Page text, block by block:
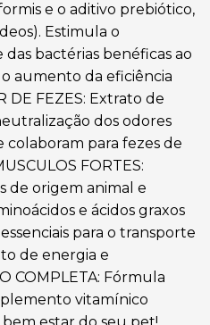
e o aditivo prebiótico,
Estimula o
bactérias benéficas ao
aumento da eficiência
DE FEZES: Extrato de
dos odores
colaboram para fezes de
FORTES:
de origem animal e
e ácidos graxos
para o transporte
de energia e
COMPLETA: Fórmula
vitamínico